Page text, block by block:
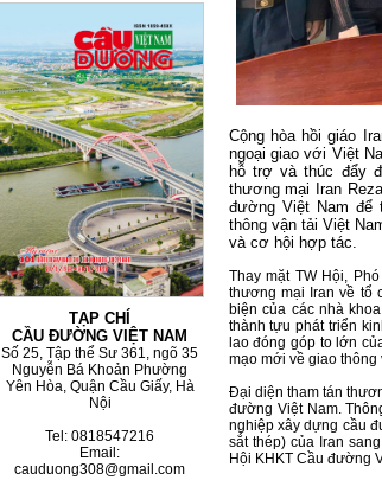
TẠP CHÍ
CẦU ĐƯỜNG VIỆT NAM
Số 25, Tập thể Sư 361, ngõ 35
Nguyễn Bá Khoản Phường
Yên Hòa, Quận Cầu Giấy, Hà
Nội
Tel: 0818547216
Email:
cauduong308@gmail.com
Cộng hòa hồi giáo
ngoại giao với Việt
hỗ trợ và thúc đẩy
thương mại Iran
đường Việt Nam để
thông vận tải Việt
và cơ hội hợp tác.
Thay mặt TW Hội,
thương mại Iran về tổ
biện của các nhà
thành tựu phát triển
lao đóng góp to lớn
mạo mới về giao thông
Đại diện tham tán
đường Việt Nam.
nghiệp xây dựng cầu
sắt thép) của Iran
Hội KHKT Cầu đường
60 NĂM ĐIỆN BIÊN PHỦ
70